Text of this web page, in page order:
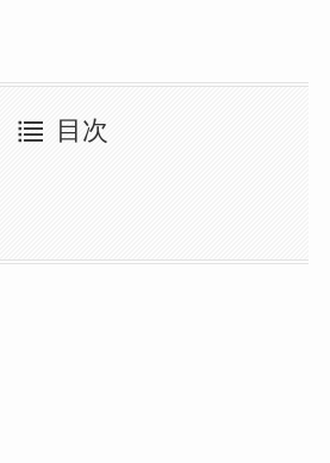
目次